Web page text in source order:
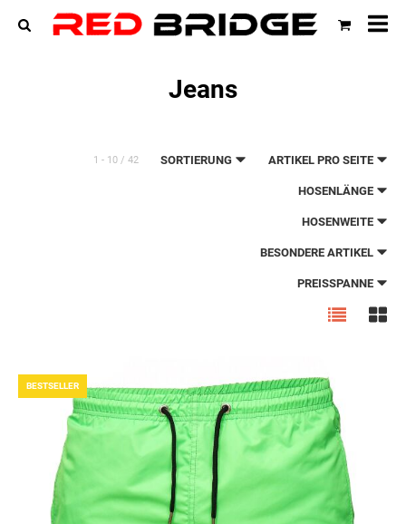
Jeans
1 - 10 / 42 SORTIERUNG ARTIKEL PRO SEITE
HOSENLÄNGE
HOSENWEITE
BESONDERE ARTIKEL
PREISSPANNE
BESTSELLER